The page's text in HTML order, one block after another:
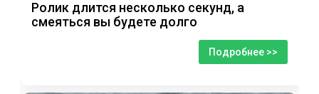
Ролик длится несколько секунд, а
смеяться вы будете долго
Подробнее >>